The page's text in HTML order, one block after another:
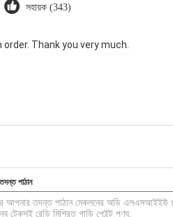
সহায়ক (343)
Thank you very much.
পাঠান